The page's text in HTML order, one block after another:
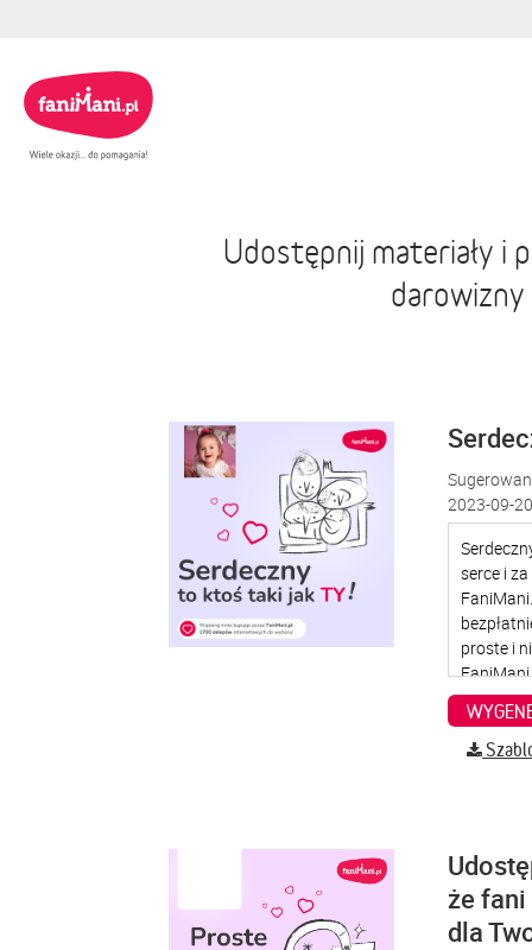
Udostępnij materiały i
2023-09-
że
dla